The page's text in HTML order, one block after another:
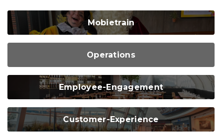
Mobietrain
Operations
Employee-Engagement
Customer-Experience